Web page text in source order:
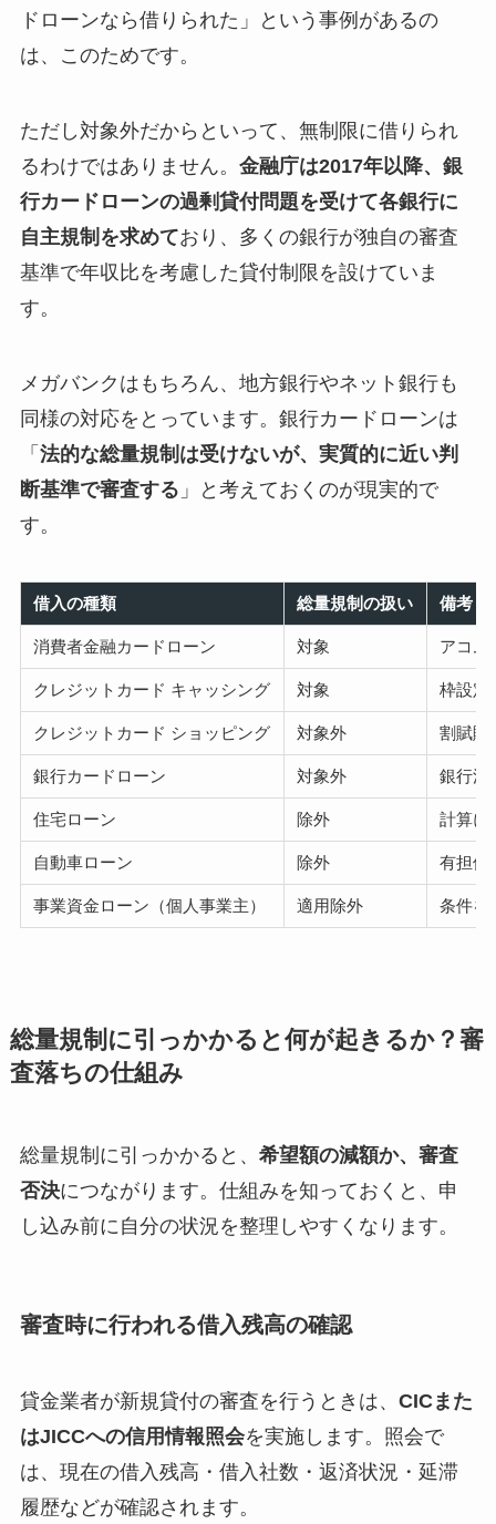
ドローンなら借りられた」という事例があるの
は、このためです。
ただし対象外だからといって、無制限に借りられ
るわけではありません。 金融庁は2017年以降、銀
行カードローンの過剰貸付問題を受けて各銀行に
自主規制を求めており、多くの銀行が独自の審査
基準で年収比を考慮した貸付制限を設けていま
す。
メガバンクはもちろん、地方銀行やネット銀行も
同様の対応をとっています。銀行カードローンは
「 法的な総量規制は受けないが、実質的に近い判
断基準で審査する 」と考えておくのが現実的で
す。
借入の種類 総量規制の扱い 備考
消費者金融カードローン 対象 アコム
クレジットカード キャッシング 対象 枠設定
クレジットカード ショッピング 対象外 割賦販
銀行カードローン 対象外 銀行法
住宅ローン 除外 計算に
自動車ローン 除外 有担保
事業資金ローン（個人事業主） 適用除外 条件を
総量規制に引っかかると何が起きるか？審
査落ちの仕組み
総量規制に引っかかると、 希望額の減額か、審査
否決につながります。仕組みを知っておくと、申
し込み前に自分の状況を整理しやすくなります。
審査時に行われる借入残高の確認
貸金業者が新規貸付の審査を行うときは、 CICまた
はJICCへの信用情報照会を実施します。照会で
は、現在の借入残高・借入社数・返済状況・延滞
履歴などが確認されます。